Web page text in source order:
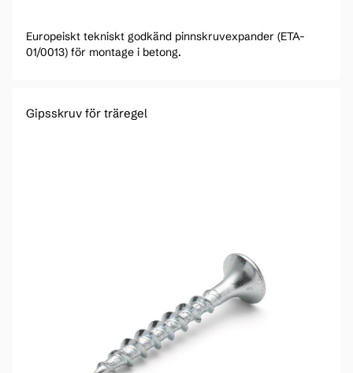
Europeiskt tekniskt godkänd pinnskruvexpander (ETA-
01/0013) för montage i betong.
Gipsskruv för träregel